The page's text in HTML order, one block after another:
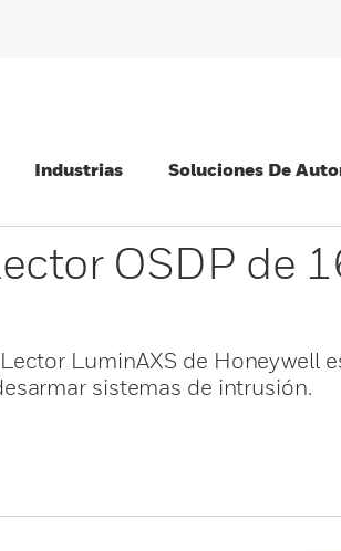
Industrias Soluciones De
OSDP de
LuminAXS de Honeywell
sistemas de intrusión.